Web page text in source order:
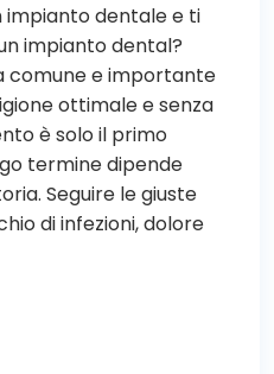
impianto dentale e ti
impianto dental?
comune e importante
ottimale e senza
è solo il primo
termine dipende
Seguire le giuste
di infezioni, dolore